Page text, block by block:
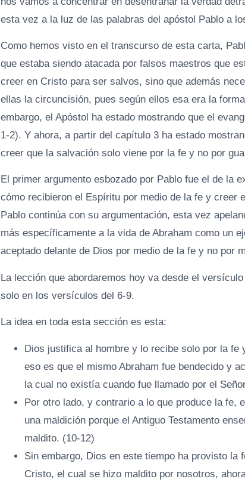
esta vez a la luz de las palabras del apóstol Pablo a
Como hemos visto en el transcurso de esta carta,
que estaba siendo atacada por falsos maestros que
creer en Cristo para ser salvos, sino que además
ellas la circuncisión, pues según ellos esa era la
embargo, el Apóstol ha estado mostrando que el
1-2). Y ahora, a partir del capítulo 3 ha estado
creer que la salvación solo viene por la fe y no por
El primer argumento esbozado por Pablo fue el de la
cómo recibieron el Espíritu por medio de la fe y creer
Pablo continúa con su argumentación, esta vez
más específicamente a la vida de Abraham como un
aceptado delante de Dios por medio de la fe y no por
La lección que abordaremos hoy va desde el
solo en los versículos del 6-9.
La idea en toda esta sección es esta:
Dios justifica al hombre y lo recibe solo por la fe
eso es que el mismo Abraham fue bendecido y
la cual no existía cuando fue llamado por el
Por otro lado, y contrario a lo que produce la fe,
una maldición porque el Antiguo Testamento
maldito. (10-12)
Sin embargo, Dios en este tiempo ha provisto la
Cristo, el cual se hizo maldito por nosotros,